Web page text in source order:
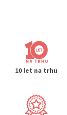
10 let na trhu